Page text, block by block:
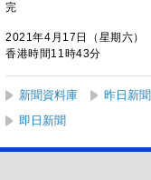
完
2021年4月17日（星期六）
香港時間11時43分
新聞資料庫 昨日新聞
即日新聞